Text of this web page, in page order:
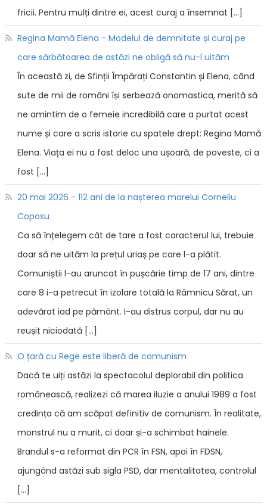
fricii. Pentru mulți dintre ei, acest curaj a însemnat […]
Regina Mamă Elena - Modelul de demnitate și curaj pe
care sărbătoarea de astăzi ne obligă să nu-l uităm
În această zi, de Sfinții Împărați Constantin și Elena, când
sute de mii de români își serbează onomastica, merită să
ne amintim de o femeie incredibilă care a purtat acest
nume și care a scris istorie cu spatele drept: Regina Mamă
Elena. Viața ei nu a fost deloc una ușoară, de poveste, ci a
fost […]
20 mai 2026 - 112 ani de la nașterea marelui Corneliu
Coposu
Ca să înțelegem cât de tare a fost caracterul lui, trebuie
doar să ne uităm la prețul uriaș pe care l-a plătit.
Comuniștii l-au aruncat în pușcărie timp de 17 ani, dintre
care 8 i-a petrecut în izolare totală la Râmnicu Sărat, un
adevărat iad pe pământ. I-au distrus corpul, dar nu au
reușit niciodată […]
O țară cu Rege este liberă de comunism
Dacă te uiți astăzi la spectacolul deplorabil din politica
românească, realizezi că marea iluzie a anului 1989 a fost
credința că am scăpat definitiv de comunism. În realitate,
monstrul nu a murit, ci doar și-a schimbat hainele.
Brandul s-a reformat din PCR în FSN, apoi în FDSN,
ajungând astăzi sub sigla PSD, dar mentalitatea, controlul
[…]